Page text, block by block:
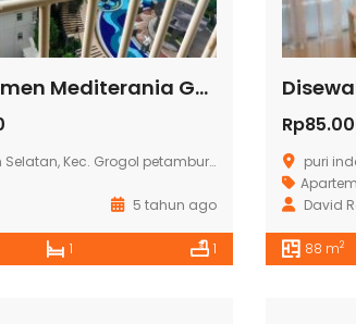
Dijual Apartemen Mediterania Garden Residence 2
Kec. Grogol petamburan, Kota Jakarta Barat
5 tahun ago
1 1
puri
David
88 m2